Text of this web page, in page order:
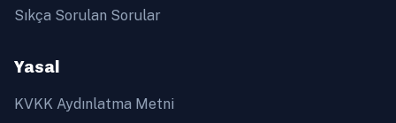
Sıkça Sorulan Sorular
Yasal
KVKK Aydınlatma Metni